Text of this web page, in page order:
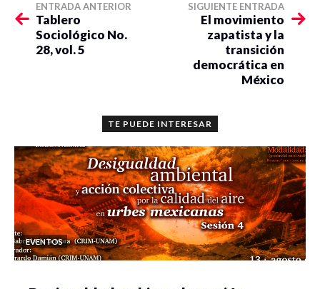
ENTRADA ANTERIOR
Tablero
Sociológico No.
28, vol. 5
SIGUIENTE ENTRADA
El movimiento
zapatista y la
transición
democrática en
México
TE PUEDE INTERESAR
EVENTOS